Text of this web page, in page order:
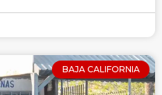
BAJA CALIFORNIA